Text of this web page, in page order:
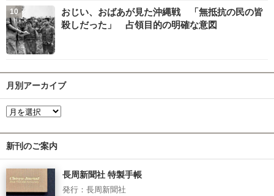
おじい、おばあが見た沖縄戦 「無抵抗の民の皆
殺しだった」 占領目的の明確な意図
月別アーカイブ
新刊のご案内
長周新聞社 特製手帳
発行：長周新聞社